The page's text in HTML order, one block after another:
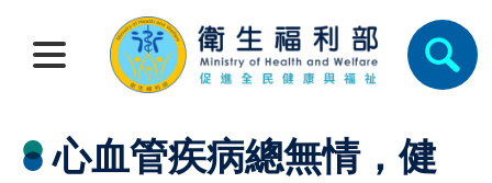
心血管疾病總無情，健